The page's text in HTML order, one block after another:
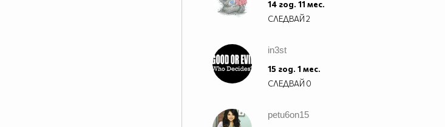
14 год. 11 мес.
СЛЕДВАЙ2
in3st
15 год. 1 мес.
СЛЕДВАЙ 0
petu6on15